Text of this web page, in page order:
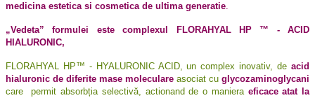
medicina estetica si cosmetica de ultima generatie.
„Vedeta” formulei este complexul FLORAHYAL HP ™ - ACID
HIALURONIC,
FLORAHYAL HP™ - HYALURONIC ACID, un complex inovativ, de acid
hialuronic de diferite mase moleculare asociat cu glycozaminoglycani
care permit absorbția selectivă, actionand de o maniera eficace atat la